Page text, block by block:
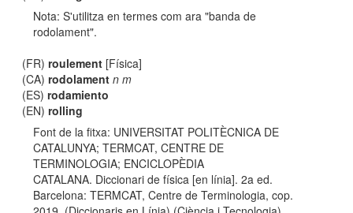
Nota: S'utilitza en termes com ara "banda de
rodolament".
(FR)roulement [Física]
(CA)rodolament n m
(ES)rodamiento
(EN)rolling
Font de la fitxa: UNIVERSITAT POLITÈCNICA DE
CATALUNYA; TERMCAT, CENTRE DE
TERMINOLOGIA; ENCICLOPÈDIA
CATALANA. Diccionari de física [en línia]. 2a ed.
Barcelona: TERMCAT, Centre de Terminologia, cop.